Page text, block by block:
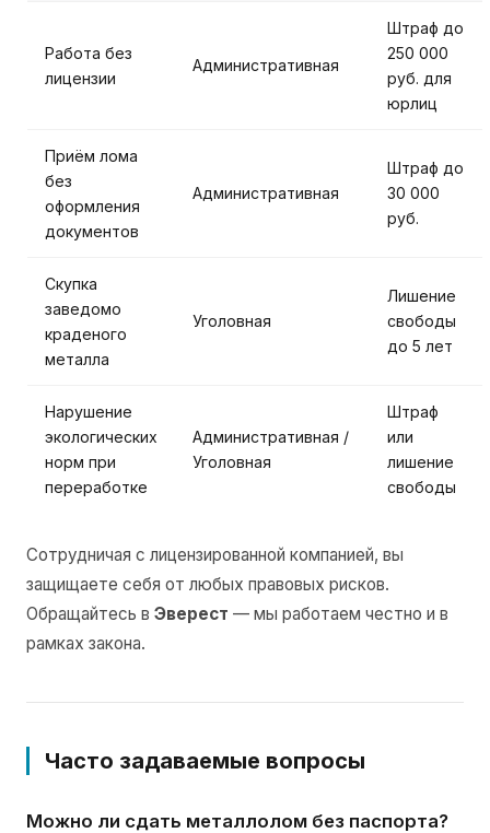
Работа без
лицензии
Административная
Штраф до
250 000
руб. для
юрлиц
Приём лома
без
оформления
документов
Административная
Штраф до
30 000
руб.
Скупка
заведомо
краденого
металла
Уголовная
Лишение
свободы
до 5 лет
Нарушение
экологических
норм при
переработке
Административная /
Уголовная
Штраф
или
лишение
свободы
Сотрудничая с лицензированной компанией, вы
защищаете себя от любых правовых рисков.
Обращайтесь в Эверест — мы работаем честно и в
рамках закона.
Часто задаваемые вопросы
Можно ли сдать металлолом без паспорта?